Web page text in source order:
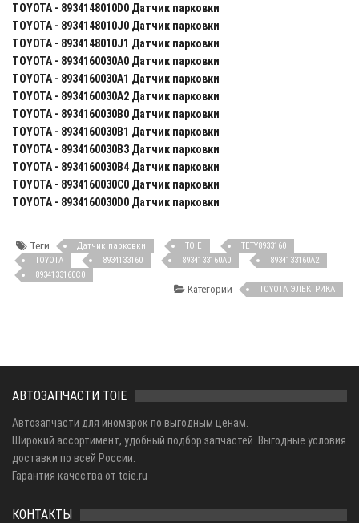
TOYOTA - 8934148010D0 Датчик парковки
TOYOTA - 8934148010J0 Датчик парковки
TOYOTA - 8934148010J1 Датчик парковки
TOYOTA - 8934160030A0 Датчик парковки
TOYOTA - 8934160030A1 Датчик парковки
TOYOTA - 8934160030A2 Датчик парковки
TOYOTA - 8934160030B0 Датчик парковки
TOYOTA - 8934160030B1 Датчик парковки
TOYOTA - 8934160030B3 Датчик парковки
TOYOTA - 8934160030B4 Датчик парковки
TOYOTA - 8934160030C0 Датчик парковки
TOYOTA - 8934160030D0 Датчик парковки
Теги Датчик парковки TOIE
TETY8933160
TOYOTA
8934133160 8934133160A0
8934133160A2
8934133160C0
Категории TOYOTA ЭЛЕКТРИКА
АВТОЗАПЧАСТИ TOIE
Автозапчасти для иномарок по выгодным ценам.
Широкий ассортимент, удобный подбор запчастей. Выгодные условия
доставки по всей России.
Гарантия качества от toie.ru
КОНТАКТЫ